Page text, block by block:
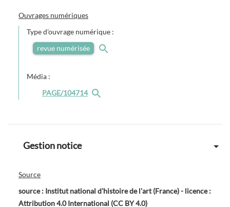
Ouvrages numériques
Type d'ouvrage numérique :
revue numérisée
Média :
PAGE/104714
Gestion notice
Source
source : Institut national d'histoire de l'art (France) - licence :
Attribution 4.0 International (CC BY 4.0)